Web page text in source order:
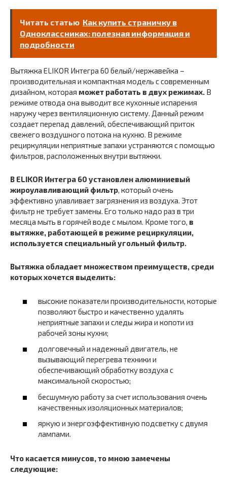
Читать статью Как купить страничку в
Одноклассниках: полезная информация и
подробности
Вытяжка ELIKOR Интегра 60 белый/нержавейка –
производительная и компактная модель с современным
дизайном, которая может работать в двух режимах. В
режиме отвода она выводит все кухонные испарения
наружу через вентиляционную систему. Данный режим
создает перепад давлений, обеспечивающий приток
свежего воздушного потока на кухню. В режиме
рециркуляции неприятные запахи устраняются с помощью
фильтров, расположенных внутри вытяжки.
В ELIKOR Интегра 60 установлен алюминиевый
жироулавливающий фильтр, который очень
эффективно улавливает загрязнения из воздуха. Этот
фильтр не требует замены. Его только надо раз в три
месяца мыть в горячей воде с мылом. Кроме того, в
вытяжке, работающей в режиме рециркуляции,
используется специальный угольный фильтр.
Вытяжка обладает множеством преимуществ, среди
которых хочется выделить:
высокие показатели производительности, которые
позволяют быстро и качественно удалять
неприятные запахи и следы жира и копоти из
рабочей зоны кухни;
долговечный и надежный двигатель, не
вызывающий перегрева техники и
обеспечивающий обработку воздуха с
максимальной скоростью;
бесшумную работу за счет использования очень
качественных изоляционных материалов;
яркую и энергоэффективную подсветку с двумя
лампами.
Что касается минусов, то мною замечены
следующие: